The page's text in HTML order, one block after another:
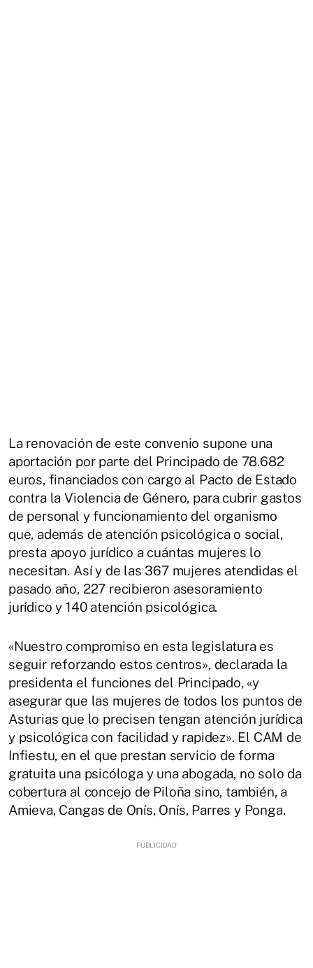
La renovación de este convenio supone una
aportación por parte del Principado de 78.682
euros, financiados con cargo al Pacto de Estado
contra la Violencia de Género, para cubrir gastos
de personal y funcionamiento del organismo
que, además de atención psicológica o social,
presta apoyo jurídico a cuántas mujeres lo
necesitan. Así y de las 367 mujeres atendidas el
pasado año, 227 recibieron asesoramiento
jurídico y 140 atención psicológica.
«Nuestro compromiso en esta legislatura es
seguir reforzando estos centros», declarada la
presidenta el funciones del Principado, «y
asegurar que las mujeres de todos los puntos de
Asturias que lo precisen tengan atención jurídica
y psicológica con facilidad y rapidez». El CAM de
Infiestu, en el que prestan servicio de forma
gratuita una psicóloga y una abogada, no solo da
cobertura al concejo de Piloña sino, también, a
Amieva, Cangas de Onís, Onís, Parres y Ponga.